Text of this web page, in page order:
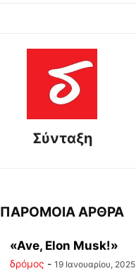
Σύνταξη
ΠΑΡΟΜΟΙΑ ΑΡΘΡΑ
«Ave, Elon Musk!»
δρόμος - 19 Ιανουαρίου, 2025